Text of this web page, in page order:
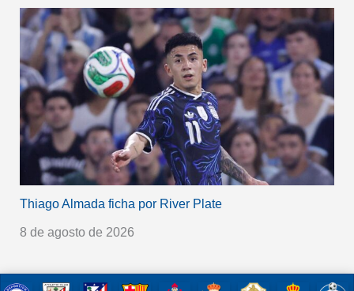
Thiago Almada ficha por River Plate
8 de agosto de 2026